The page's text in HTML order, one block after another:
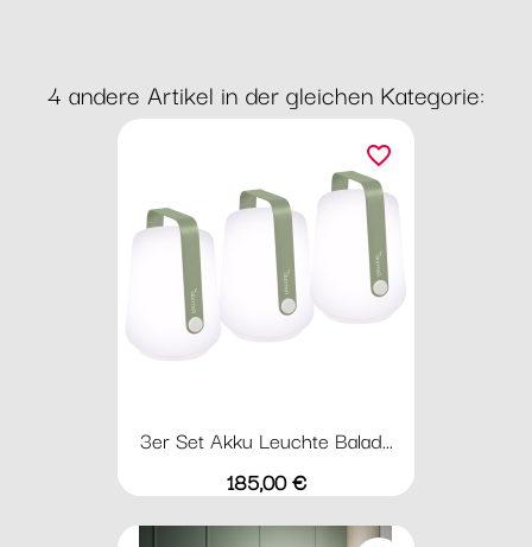
4 andere Artikel in der gleichen Kategorie:
3er Set Akku Leuchte Balad...
Preis
185,00 €
favorite_border